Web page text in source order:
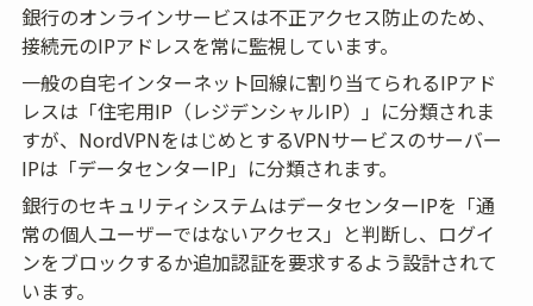
銀行のオンラインサービスは不正アクセス防止のため、
接続元のIPアドレスを常に監視しています。
一般の自宅インターネット回線に割り当てられるIPアド
レスは「住宅用IP（レジデンシャルIP）」に分類されま
すが、NordVPNをはじめとするVPNサービスのサーバー
IPは「データセンターIP」に分類されます。
銀行のセキュリティシステムはデータセンターIPを「通
常の個人ユーザーではないアクセス」と判断し、ログイ
ンをブロックするか追加認証を要求するよう設計されて
います。